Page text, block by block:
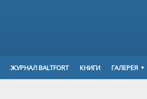
ЖУРНАЛ BALTFORT КНИГИ ГАЛЕРЕЯ